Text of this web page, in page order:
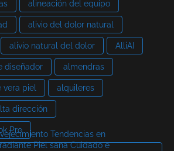
alineación del equipo
alivio del dolor natural
alivio natural del dolor AlliAI
diseñador almendras
vera piel alquileres
dirección
Pro
Tendencias en
Piel sana Cuidado e